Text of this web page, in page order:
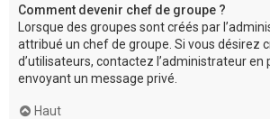
Comment devenir chef de groupe ?
Lorsque des groupes sont créés par
attribué un chef de groupe. Si vous désirez
d’utilisateurs, contactez l’administrateur en
envoyant un message privé.
Haut